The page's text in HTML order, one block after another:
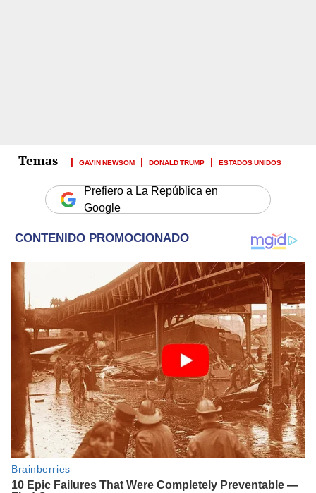
GAVIN NEWSOM DONALD TRUMP ESTADOS UNIDOS
Prefiero a La República en
Google